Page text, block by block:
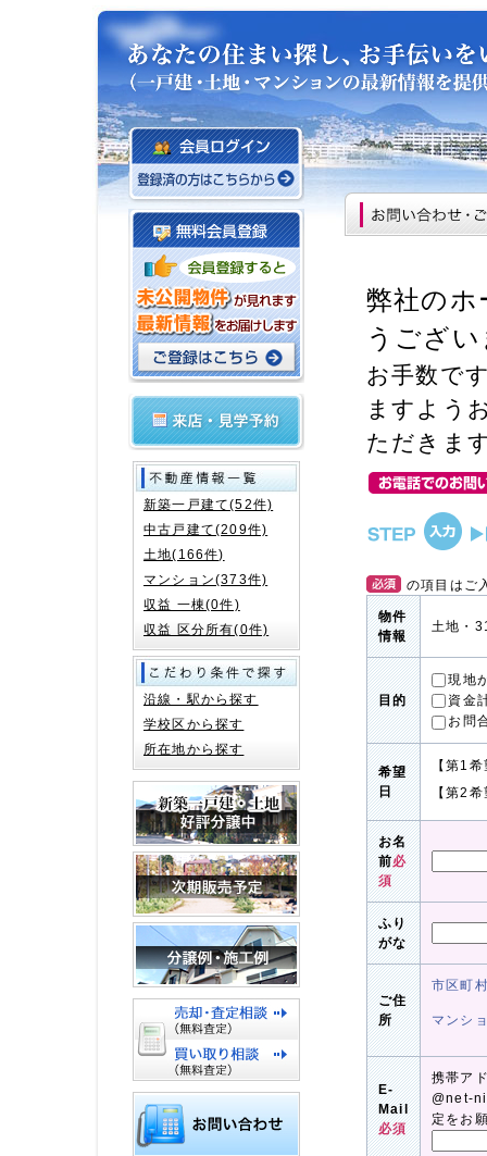
弊社のホ
うござ
お手数で
ますよう
ただきま
の項目はご
物件
情報
土地・
目的
現地
資金
お問
希望
日
【第1
【第2
お名
前必
須
ふり
がな
ご住
所
市区町
マンシ
E-
Mail
必須
携帯ア
@net-
定をお
新築一戸建て(52件)
中古戸建て(209件)
土地(166件)
マンション(373件)
収益 一棟(0件)
収益 区分所有(0件)
沿線・駅から探す
学校区から探す
所在地から探す